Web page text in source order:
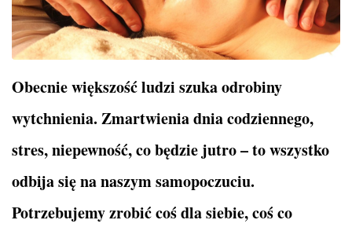
Obecnie większość ludzi szuka odrobiny
wytchnienia. Zmartwienia dnia codziennego,
stres, niepewność, co będzie jutro – to wszystko
odbija się na naszym samopoczuciu.
Potrzebujemy zrobić coś dla siebie, coś co